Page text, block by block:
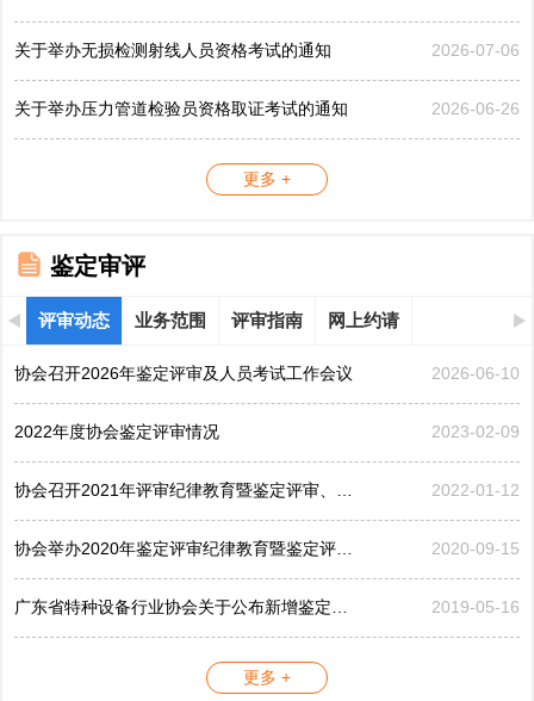
关于举办无损检测射线人员资格考试的通知 2026-07-06
关于举办压力管道检验员资格取证考试的通知 2026-06-26
更多 +
鉴定审评
评审动态 业务范围 评审指南 网上约请
协会召开2026年鉴定评审及人员考试工作会议 2026-06-10
2022年度协会鉴定评审情况 2023-02-09
协会召开2021年评审纪律教育暨鉴定评审、考评工作会议 2022-01-12
协会举办2020年鉴定评审纪律教育暨鉴定评审工作会议 2020-09-15
广东省特种设备行业协会关于公布新增鉴定评审员的公告... 2019-05-16
更多 +